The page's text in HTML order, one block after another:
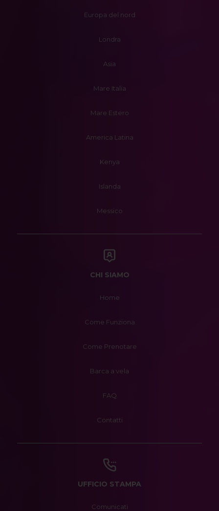
Europa del nord
Londra
Asia
Mare Italia
Mare Estero
America Latina
Kenya
Islanda
Messico
CHI SIAMO
Home
Come Funziona
Come Prenotare
Barca a vela
FAQ
Contatti
UFFICIO STAMPA
Comunicati